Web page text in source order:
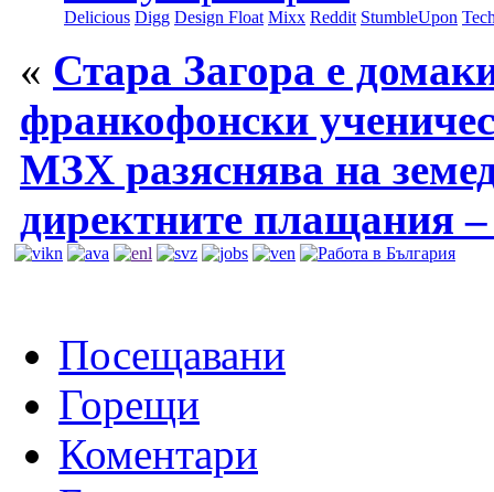
Delicious Digg Design Float Mixx Reddit StumbleUpon
« Стара Загора e
франкофонски
МЗХ разяснява на
директните плащания
Посещавани
Горещи
Коментари